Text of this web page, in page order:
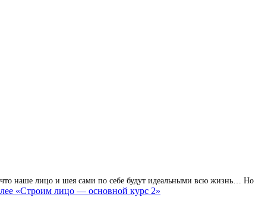
наше лицо и шея сами по себе будут идеальными всю жизнь… Но
«Строим лицо — основной курс 2»